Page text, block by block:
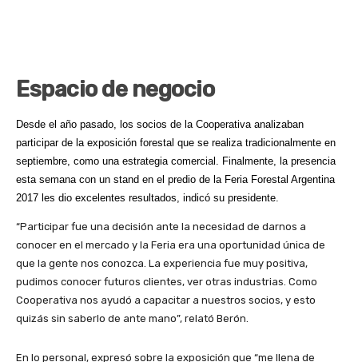
Espacio de negocio
Desde el año pasado, los socios de la Cooperativa analizaban
participar de la exposición forestal que se realiza tradicionalmente en
septiembre, como una estrategia comercial. Finalmente, la presencia
esta semana con un stand en el predio de la Feria Forestal Argentina
2017 les dio excelentes resultados, indicó su presidente.
“Participar fue una decisión ante la necesidad de darnos a
conocer en el mercado y la Feria era una oportunidad única de
que la gente nos conozca. La experiencia fue muy positiva,
pudimos conocer futuros clientes, ver otras industrias. Como
Cooperativa nos ayudó a capacitar a nuestros socios, y esto
quizás sin saberlo de ante mano”, relató Berón.
En lo personal, expresó sobre la exposición que “me llena de